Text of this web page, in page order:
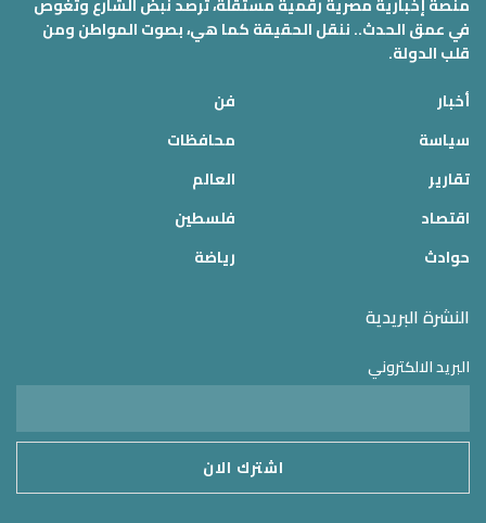
في عمق الحدث.. ننقل الحقيقة كما هي، بصوت المواطن ومن
قلب الدولة.
أخبار
سياسة
تقارير
اقتصاد
حوادث
فن
محافظات
العالم
فلسطين
رياضة
النشرة البريدية
البريد الالكتروني